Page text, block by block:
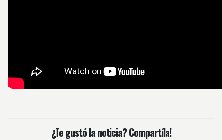
¿Te gustó la noticia? Compartíla!